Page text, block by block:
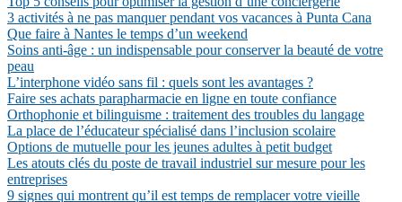
3 activités à ne pas manquer pendant vos vacances à Punta Cana
Que faire à Nantes le temps d’un weekend
Soins anti-âge : un indispensable pour conserver la beauté de votre
peau
L’interphone vidéo sans fil : quels sont les avantages ?
Faire ses achats parapharmacie en ligne en toute confiance
Orthophonie et bilinguisme : traitement des troubles du langage
La place de l’éducateur spécialisé dans l’inclusion scolaire
Options de mutuelle pour les jeunes adultes à petit budget
Les atouts clés du poste de travail industriel sur mesure pour les
entreprises
9 signes qui montrent qu’il est temps de remplacer votre vieille